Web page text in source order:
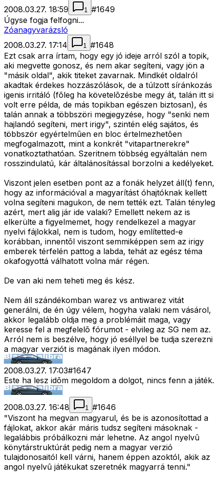
2008.03.27. 18:59
1 #1649
Úgyse fogja felfogni...
Zóanagyvarázsló
2008.03.27. 17:14
1 #1648
Ezt csak arra írtam, hogy egy jó ideje arról szól a topik,
aki megvette gonosz, és nem akar segíteni, vagy jön a
"másik oldal", akik titeket zavarnak. Mindkét oldalról
akadtak érdekes hozzászólások, de a túlzott síránkozás
igenis irritáló (fõleg ha követelõzésbe megy át, talán itt si
volt erre példa, de más topikban egészen biztosan), és
talán annak a többszöri megjegyzése, hogy "senki nem
hajlandó segíteni, mert irigy", szintén elég sajátos, és
többször egyértelmûen en bloc értelmezhetõen
megfogalmazott, mint a konkrét "vitapartnerekre"
vonatkoztathatóan. Szeritnem többség egyáltalán nem
rosszindulatú, kár általánosítással borzolni a kedélyeket.
Viszont jelen esetben pont az a fonák helyzet áll(t) fenn,
hogy az információval a magyarítást óhajtóknak kellett
volna segíteni magukon, de nem tették ezt. Talán tényleg
azért, mert alig jár ide valaki? Emellett nekem az is
elkerülte a figyelmemet, hogy rendelkezel a magyar
nyelvi fájlokkal, nem is tudom, hogy említetted-e
korábban, innentõl viszont semmiképpen sem az irigy
emberek térfelén pattog a labda, tehát az egész téma
okafogyottá válhatott volna már régen.
De van aki nem teheti meg és kész.
Nem áll szándékomban warez vs antiwarez vitát
generálni, de én úgy vélem, hogyha valaki nem vásárol,
akkor legalább oldja meg a problémáit maga, vagy
keresse fel a megfelelõ fórumot - elvileg az SG nem az.
Arról nem is beszélve, hogy jó eséllyel be tudja szerezni
a magyar verziót is magának ilyen módon.
2008.03.27. 17:03#1647
Este ha lesz idõm megoldom a dolgot, nincs fenn a játék.
2008.03.27. 16:48 1 #1646
"Viszont ha megvan magyarul, és be is azonosítottad a
fájlokat, akkor akár máris tudsz segíteni másoknak -
legalábbis próbálkozni már lehetne. Az angol nyelvû
könytárstruktúrát pedig nem a magyar verzió
tulajdonosaitól kell várni, hanem éppen azoktól, akik az
angol nyelvû játékukat szeretnék magyarrá tenni."